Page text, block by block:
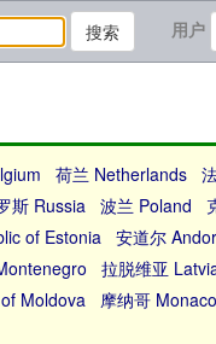
搜索 用户
荷兰 Netherlands
斯 Russia 波兰 Poland
of Estonia 安道尔
拉脱维亚
Moldova 摩纳哥 Monaco